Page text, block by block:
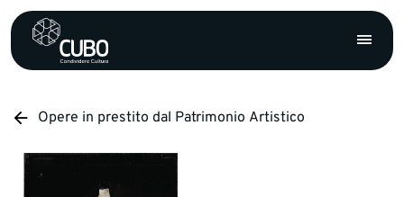
Opere in prestito dal Patrimonio Artistico